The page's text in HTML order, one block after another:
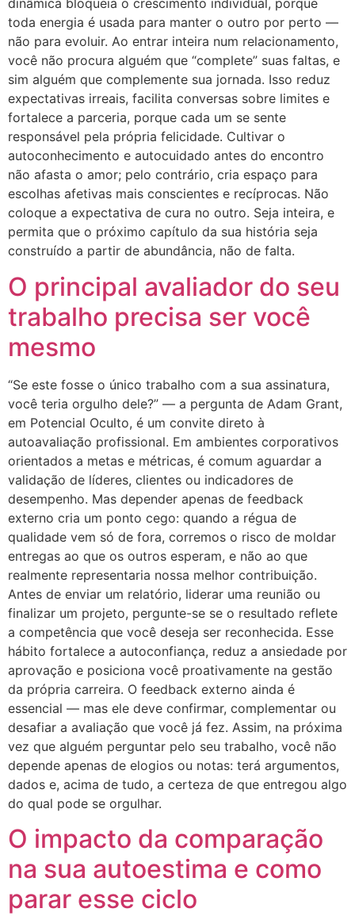
dinâmica bloqueia o crescimento individual, porque
toda energia é usada para manter o outro por perto —
não para evoluir. Ao entrar inteira num relacionamento,
você não procura alguém que “complete” suas faltas, e
sim alguém que complemente sua jornada. Isso reduz
expectativas irreais, facilita conversas sobre limites e
fortalece a parceria, porque cada um se sente
responsável pela própria felicidade. Cultivar o
autoconhecimento e autocuidado antes do encontro
não afasta o amor; pelo contrário, cria espaço para
escolhas afetivas mais conscientes e recíprocas. Não
coloque a expectativa de cura no outro. Seja inteira, e
permita que o próximo capítulo da sua história seja
construído a partir de abundância, não de falta.
O principal avaliador do seu
trabalho precisa ser você
mesmo
“Se este fosse o único trabalho com a sua assinatura,
você teria orgulho dele?” — a pergunta de Adam Grant,
em Potencial Oculto, é um convite direto à
autoavaliação profissional. Em ambientes corporativos
orientados a metas e métricas, é comum aguardar a
validação de líderes, clientes ou indicadores de
desempenho. Mas depender apenas de feedback
externo cria um ponto cego: quando a régua de
qualidade vem só de fora, corremos o risco de moldar
entregas ao que os outros esperam, e não ao que
realmente representaria nossa melhor contribuição.
Antes de enviar um relatório, liderar uma reunião ou
finalizar um projeto, pergunte-se se o resultado reflete
a competência que você deseja ser reconhecida. Esse
hábito fortalece a autoconfiança, reduz a ansiedade por
aprovação e posiciona você proativamente na gestão
da própria carreira. O feedback externo ainda é
essencial — mas ele deve confirmar, complementar ou
desafiar a avaliação que você já fez. Assim, na próxima
vez que alguém perguntar pelo seu trabalho, você não
depende apenas de elogios ou notas: terá argumentos,
dados e, acima de tudo, a certeza de que entregou algo
do qual pode se orgulhar.
O impacto da comparação
na sua autoestima e como
parar esse ciclo